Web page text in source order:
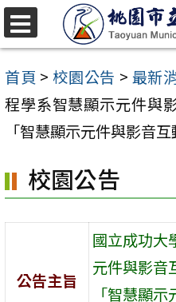
跳
至
主
要
區
首頁 > 校園公告 > 最新
程學系智慧顯示元件與
「智慧顯示元件與影音
校園公告
公告主旨
國立成功大
元件與影音
「智慧顯
選
單